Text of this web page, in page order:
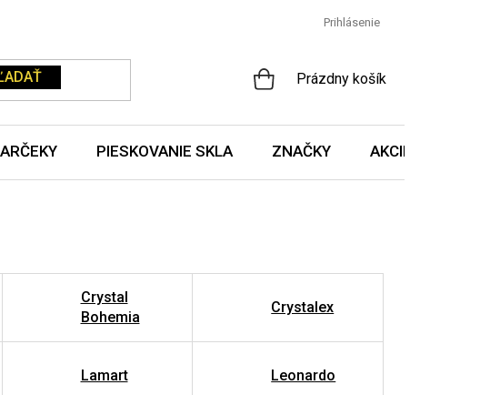
Prihlásenie
NÁKUPNÝ
Prázdny košík
PIESKOVANIE SKLA ZNAČKY AKCIE A
Crystal
Bohemia
Crystalex
Lamart Leonardo